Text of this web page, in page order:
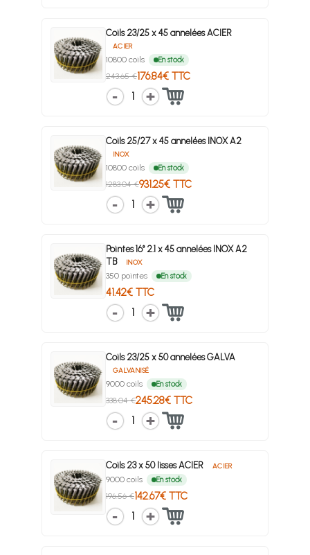
Coils 23/25 x 45 annelées ACIER
ACIER
10800 coils En stock
243.65 €176.84€ TTC
1
Coils 25/27 x 45 annelées INOX A2
INOX
10800 coils En stock
1283.04 €931.25€ TTC
1
Pointes 16° 2.1 x 45 annelées INOX A2
TB
INOX
350 pointes En stock
41.42€ TTC
1
Coils 23/25 x 50 annelées GALVA
GALVANISÉ
9000 coils En stock
338.04 €245.28€ TTC
1
Coils 23 x 50 lisses ACIER ACIER
9000 coils En stock
196.56 €142.67€ TTC
1